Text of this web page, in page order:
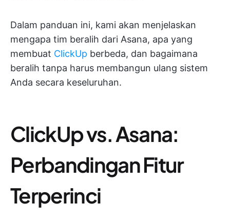
Dalam panduan ini, kami akan menjelaskan
mengapa tim beralih dari Asana, apa yang
membuat ClickUp berbeda, dan bagaimana
beralih tanpa harus membangun ulang sistem
Anda secara keseluruhan.
ClickUp vs. Asana:
Perbandingan Fitur
Terperinci